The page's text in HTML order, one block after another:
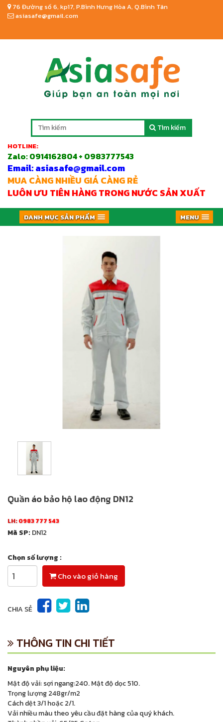
76 Đường số 6, kp17, P.Bình Hưng Hòa A, Q.Bình Tân
asiasafe@gmail.com
Tìm kiếm
HOTLINE:
Zalo:0914162804 + 0983777543
Email: asiasafe@gmail.com
MUA CÀNG NHIỀU GIÁ CÀNG RẺ
LUÔN ƯU TIÊN HÀNG TRONG NƯỚC SẢN XUẤT
DANH MỤC SẢN PHẨM MENU
Quần áo bảo hộ lao động DN12
LH:0983 777 543
Mã SP: DN12
Chọn số lượng :
Cho vào giỏ hàng
CHIA SẺ
THÔNG TIN CHI TIẾT
Nguyên phụ liệu:
Mật độ vải: sợi ngang:240. Mật độ dọc 510.
Trọng lượng 248gr/m2
Cách dệt 3/1 hoặc 2/1.
Vải nhiều màu theo yêu cầu đặt hàng của quý khách.